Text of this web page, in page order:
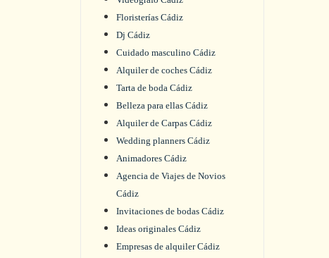
Floristerías Cádiz
Dj Cádiz
Cuidado masculino Cádiz
Alquiler de coches Cádiz
Tarta de boda Cádiz
Belleza para ellas Cádiz
Alquiler de Carpas Cádiz
Wedding planners Cádiz
Animadores Cádiz
Agencia de Viajes de Novios
Cádiz
Invitaciones de bodas Cádiz
Ideas originales Cádiz
Empresas de alquiler Cádiz